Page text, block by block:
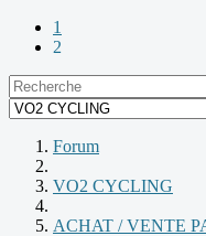
1
2
Forum
VO2 CYCLING
ACHAT / VENTE